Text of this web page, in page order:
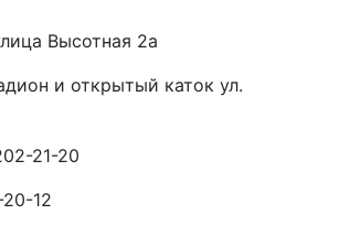
Высотная 2a
и открытый каток ул.
21-20
12